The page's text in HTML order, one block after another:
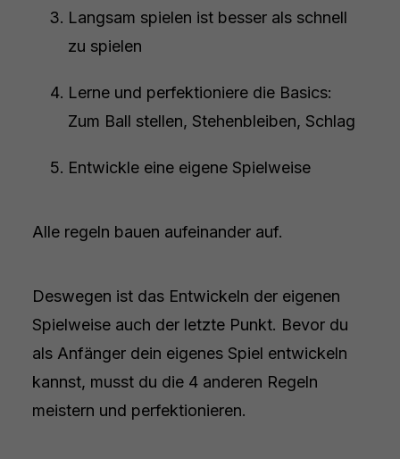
Langsam spielen ist besser als schnell
zu spielen
Lerne und perfektioniere die Basics:
Zum Ball stellen, Stehenbleiben, Schlag
Entwickle eine eigene Spielweise
Alle regeln bauen aufeinander auf.
Deswegen ist das Entwickeln der eigenen
Spielweise auch der letzte Punkt. Bevor du
als Anfänger dein eigenes Spiel entwickeln
kannst, musst du die 4 anderen Regeln
meistern und perfektionieren.